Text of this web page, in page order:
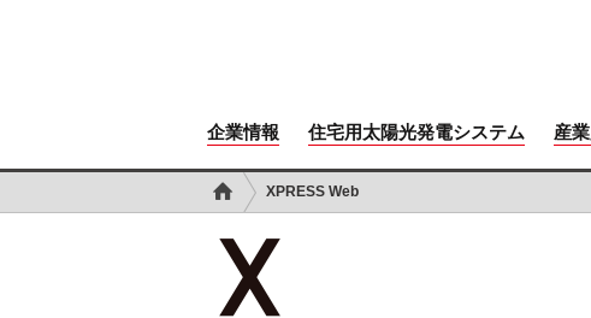
企業情報 住宅用太陽光発電システム 産
XPRESS Web